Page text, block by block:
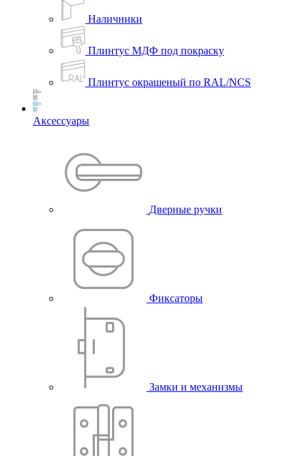
Наличники
Плинтус МДФ под покраску
Плинтус окрашеный по RAL/NCS
Аксессуары
Дверные ручки
Фиксаторы
Замки и механизмы